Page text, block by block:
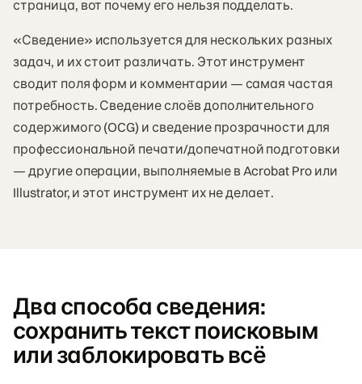
страница, вот почему его нельзя подделать.
«Сведение» используется для нескольких разных
задач, и их стоит различать. Этот инструмент
сводит поля форм и комментарии — самая частая
потребность. Сведение слоёв дополнительного
содержимого (OCG) и сведение прозрачности для
профессиональной печати/допечатной подготовки
— другие операции, выполняемые в Acrobat Pro или
Illustrator, и этот инструмент их не делает.
Два способа сведения:
сохранить текст поисковым
или заблокировать всё